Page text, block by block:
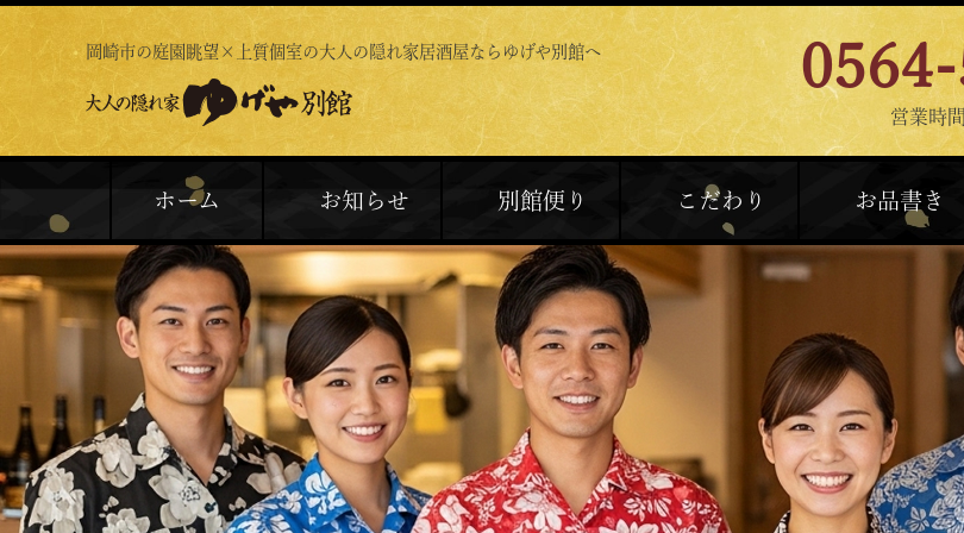
岡崎市の庭園眺望×上質個室の大人の隠れ家居酒屋ならゆげや別館へ
営業時
ホーム お知らせ 別館便り こだわり お品書き